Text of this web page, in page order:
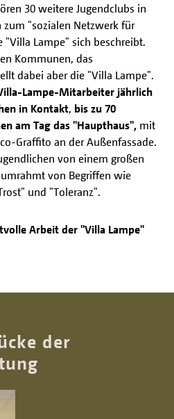
30 weitere Jugendclubs in
"sozialen Netzwerk für
Lampe" sich beschreibt.
Kommunen, das
dabei aber die "Villa Lampe".
Lampe-Mitarbeiter jährlich
in Kontakt, bis zu 70
am Tag das "Haupthaus", mit
Graffito an der Außenfassade.
von einem großen
von Begriffen wie
und "Toleranz".
Arbeit der "Villa Lampe"
der